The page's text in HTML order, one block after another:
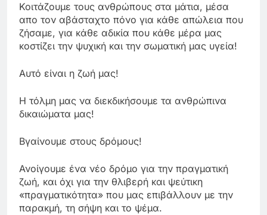
Κοιτάζουμε τους ανθρώπους στα μάτια, μέσα
απο τον αβάσταχτο πόνο για κάθε απώλεια που
ζήσαμε, για κάθε αδικία που κάθε μέρα μας
κοστίζει την ψυχική και την σωματική μας υγεία!
Αυτό είναι η ζωή μας!
Η τόλμη μας να διεκδικήσουμε τα ανθρώπινα
δικαιώματα μας!
Βγαίνουμε στους δρόμους!
Ανοίγουμε ένα νέο δρόμο για την πραγματική
ζωή, και όχι για την θλιβερή και ψεύτικη
«πραγματικότητα» που μας επιβάλλουν με την
παρακμή, τη σήψη και το ψέμα.